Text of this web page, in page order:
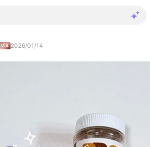
2026/01/14